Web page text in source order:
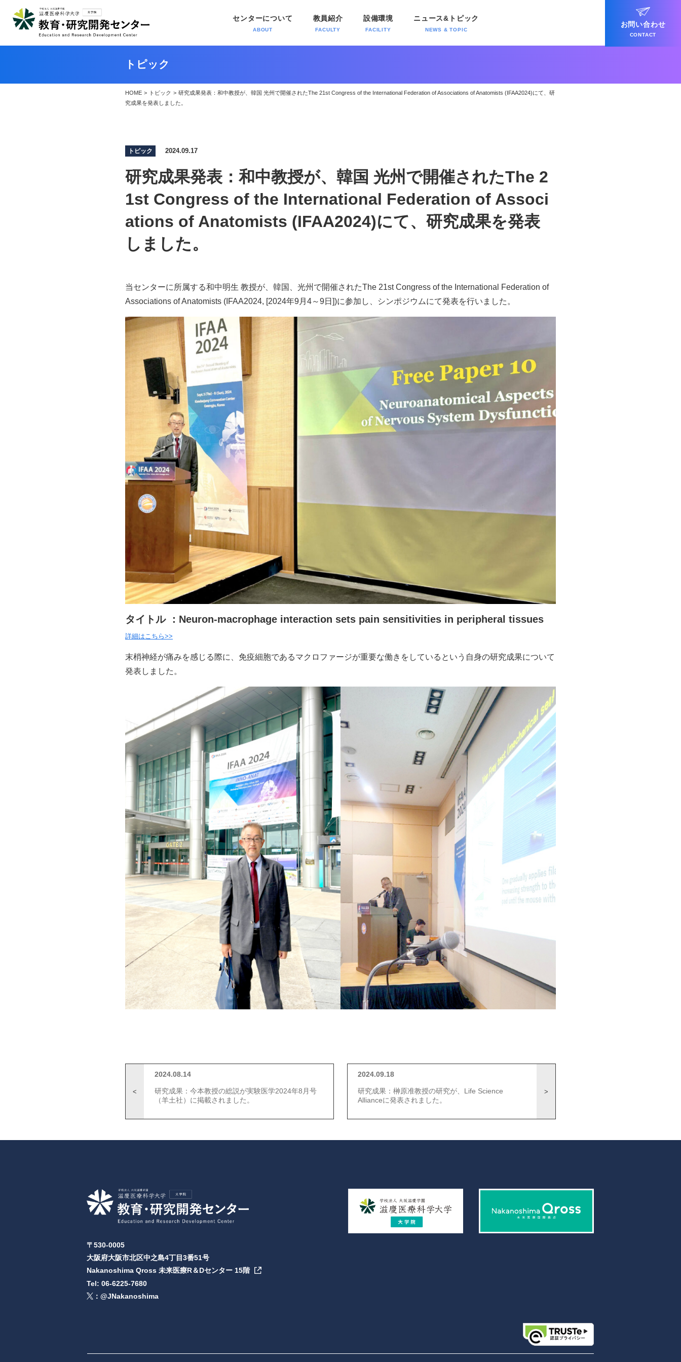
センターについて
ABOUT
教員紹介
FACULTY
設備環境
FACILITY
ニュース&トピック
NEWS & TOPIC
お問い合わせ
CONTACT
トピック
HOME > トピック > 研究成果発表：和中教授が、韓国 光州で開催されたThe 21st Congress of the International Federation of Associations of Anatomists (IFAA2024)にて、研
究成果を発表しました。
トピック 2024.09.17
研究成果発表：和中教授が、韓国 光州で開催されたThe 2
1st Congress of the International Federation of Associ
ations of Anatomists (IFAA2024)にて、研究成果を発表
しました。
当センターに所属する和中明生 教授が、韓国、光州で開催されたThe 21st Congress of the International Federation of
Associations of Anatomists (IFAA2024, [2024年9月4～9日])に参加し、シンポジウムにて発表を行いました。
タイトル ：Neuron-macrophage interaction sets pain sensitivities in peripheral tissues
詳細はこちら>>
末梢神経が痛みを感じる際に、免疫細胞であるマクロファージが重要な働きをしているという自身の研究成果について
発表しました。
2024.08.14
研究成果：今本教授の総説が実験医学2024年8月号
（羊土社）に掲載されました。
2024.09.18
研究成果：榊原准教授の研究が、Life Science
Allianceに発表されました。
〒530-0005
大阪府大阪市北区中之島4丁目3番51号
Nakanoshima Qross 未来医療R＆Dセンター 15階
Tel: 06-6225-7680
：@JNakanoshima